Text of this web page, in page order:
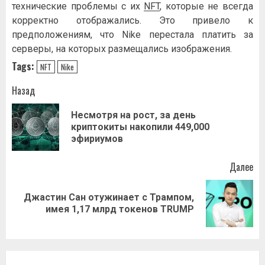
технические проблемы с их NFT, которые не всегда
корректно отображались. Это привело к
предположениям, что Nike перестала платить за
серверы, на которых размещались изображения.
Tags: NFT Nike
Навигация
записи
Назад
Несмотря на рост, за день
криптокиты накопили 449,000
эфириумов
Далее
Следующая
Джастин Сан отужинает с Трампом,
имея 1,17 млрд токенов TRUMP